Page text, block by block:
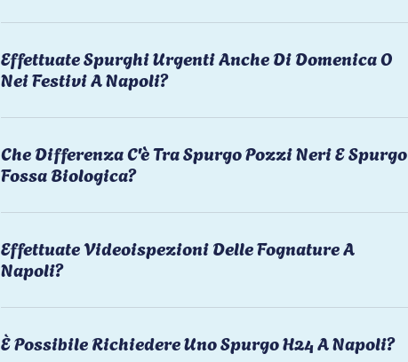
Effettuate Spurghi Urgenti Anche Di Domenica O
Nei Festivi A Napoli?
Che Differenza C'è Tra Spurgo Pozzi Neri E Spurgo
Fossa Biologica?
Effettuate Videoispezioni Delle Fognature A
Napoli?
È Possibile Richiedere Uno Spurgo H24 A Napoli?